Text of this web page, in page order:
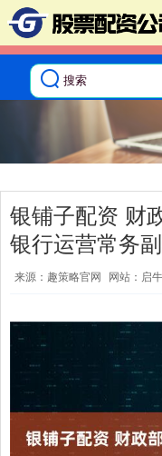
银铺子配资 财
银行运营常务
来源：趣策略官网 网站：启